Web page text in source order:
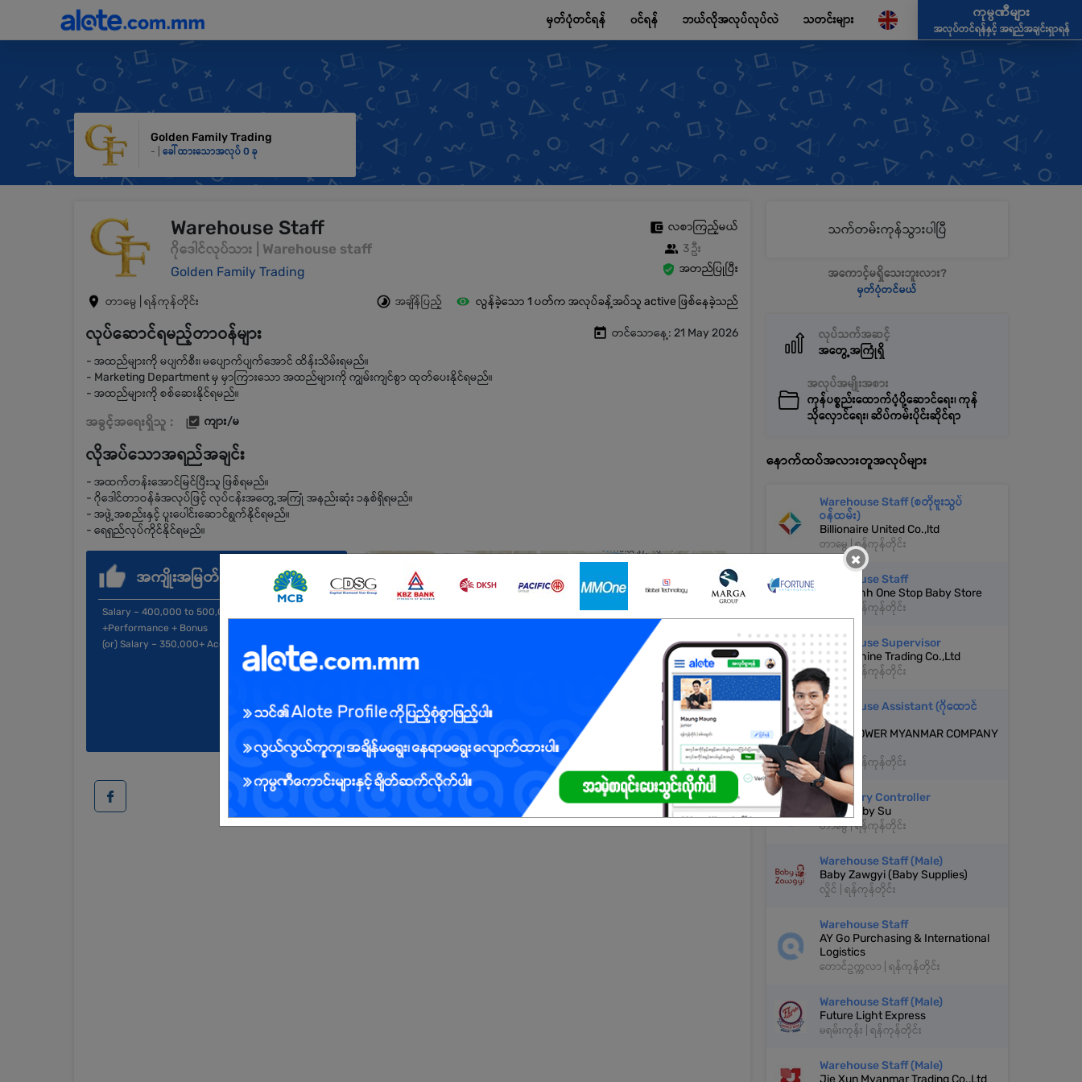
မှတ်ပုံတင်ရန် ၀င်ရန် ဘယ်လိုအလုပ်လုပ်လဲ သတင်းများ
ကုမ္ပဏီများ
အလုပ်တင်ရန်နှင့် အရည်အချင်းရှာရန်
Golden Family Trading
- | ခေါ်ထားသောအလုပ် 0 ခု
Warehouse Staff
ဂိုဒေါင်လုပ်သား | Warehouse staff
Golden Family Trading
လစာကြည့်မယ်
3 ဦး
အတည်ပြုပြီး
တာမွေ | ရန်ကုန်တိုင်း အချိန်ပြည့် လွန်ခဲ့သော 1 ပတ်က အလုပ်ခန့်အပ်သူ active ဖြစ်နေခဲ့သည်
လုပ်ဆောင်ရမည့်တာဝန်များ တင်သောနေ့: 21 May 2026
- အထည်များကို မပျက်စီး၊ မပျောက်ပျက်အောင် ထိန်းသိမ်းရမည်။
- Marketing Department မှ မှာကြားသော အထည်များကို ကျွမ်းကျင်စွာ ထုတ်ပေးနိုင်ရမည်။
- အထည်များကို စစ်ဆေးနိုင်ရမည်။
အခွင့်အရေးရှိသူ : ကျား/မ
လိုအပ်သောအရည်အချင်း
- အထက်တန်းအောင်မြင်ပြီးသူ ဖြစ်ရမည်။
- ဂိုဒေါင်တာဝန်ခံအလုပ်ဖြင့် လုပ်ငန်းအတွေ့အကြုံ အနည်းဆုံး ၁နှစ်ရှိရမည်။
- အဖွဲ့အစည်းနှင့် ပူးပေါင်းဆောင်ရွက်နိုင်ရမည်။
- ရေရှည်လုပ်ကိုင်နိုင်ရမည်။
အကျိုးအမြတ်
Salary – 400,000 to 500,000+ Attendance
+Performance + Bonus
(or) Salary – 350,000+ Accommodation + Lunch
သက်တမ်းကုန်သွားပါပြီ
အကောင့်မရှိသေးဘူးလား?
မှတ်ပုံတင်မယ်
လုပ်သက်အဆင့်
အတွေ့အကြုံရှိ
အလုပ်အမျိုးအစား
ကုန်ပစ္စည်းထောက်ပံ့ပို့ဆောင်ရေး၊ ကုန်
သိုလှောင်ရေး၊ ဆိပ်ကမ်းပိုင်းဆိုင်ရာ
နောက်ထပ်အလားတူအလုပ်များ
Warehouse Staff (စတိုဗူးသွပ်
ဝန်ထမ်း)
Billionaire United Co.,ltd
တာမွေ | ရန်ကုန်တိုင်း
Warehouse Staff
Ngwe Ohh One Stop Baby Store
တာမွေ | ရန်ကုန်တိုင်း
Warehouse Supervisor
Super Shine Trading Co.,Ltd
တာမွေ | ရန်ကုန်တိုင်း
Warehouse Assistant (ဂိုထောင်
အကူ)
TECH POWER MYANMAR COMPANY
LTD
တာမွေ | ရန်ကုန်တိုင်း
Inventory Controller
The Mix by Su
တာမွေ | ရန်ကုန်တိုင်း
Warehouse Staff (Male)
Baby Zawgyi (Baby Supplies)
လှိုင် | ရန်ကုန်တိုင်း
Warehouse Staff
AY Go Purchasing & International
Logistics
တောင်ဥက္ကလာ | ရန်ကုန်တိုင်း
Warehouse Staff (Male)
Future Light Express
မရမ်းကုန်း | ရန်ကုန်တိုင်း
Warehouse Staff (Male)
Jie Xun Myanmar Trading Co.,Ltd
×